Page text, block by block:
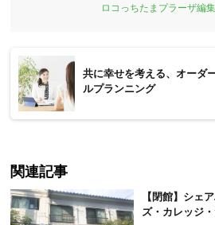
ロコっちたまプラーザ編
共に幸せを考える、オーダ
ルプランニング
関連記事
【閉館】シェ
ズ・カレッジ